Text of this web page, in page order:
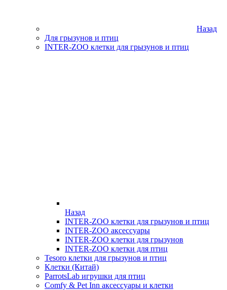
Назад
Для грызунов и птиц
INTER-ZOO клетки для грызунов и птиц
Назад
INTER-ZOO клетки для грызунов и птиц
INTER-ZOO аксессуары
INTER-ZOO клетки для грызунов
INTER-ZOO клетки для птиц
Tesoro клетки для грызунов и птиц
Клетки (Китай)
ParrotsLab игрушки для птиц
Comfy & Pet Inn аксессуары и клетки